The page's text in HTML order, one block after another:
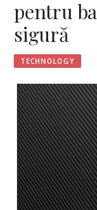
pentru
sigură
TECHNOLOGY